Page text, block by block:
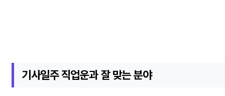
기사일주 직업운과 잘 맞는 분야